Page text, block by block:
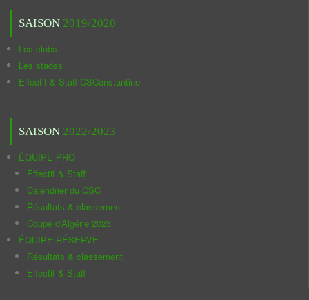
SAISON 2019/2020
Les clubs
Les stades
Effectif & Staff CSConstantine
SAISON 2022/2023
ÉQUIPE PRO
Effectif & Staff
Calendrier du CSC
Résultats & classement
Coupe d'Algérie 2023
ÉQUIPE RÉSERVE
Résultats & classement
Effectif & Staff